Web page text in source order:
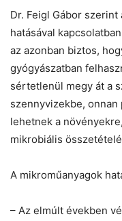
Dr. Feigl Gábor
hatásával
az azonban biztos,
gyógyászatban
sértetlenül megy át a
szennyvizekbe, onnan
lehetnek a
mikrobiális
A mikroműanyagok
– Az elmúlt években